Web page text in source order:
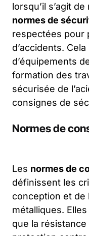
lorsqu’il s’agit
normes de
respectées pour
d’accidents.
d’équipements
formation des
sécurisée de
consignes de
Normes de
Les normes de
définissent les
conception et de
métalliques.
que la